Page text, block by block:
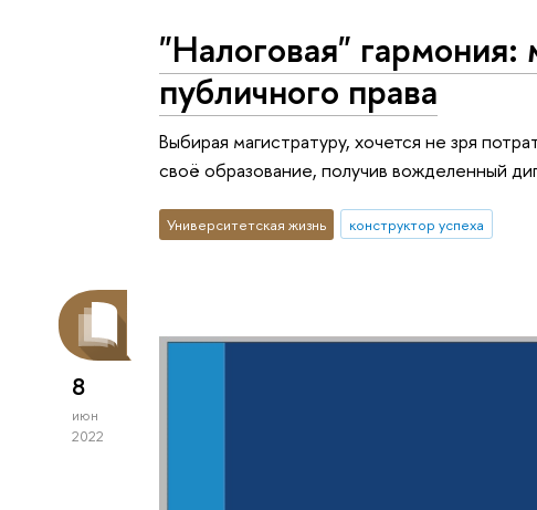
"Налоговая" гармония:
публичного права
Выбирая магистратуру, хочется не зря
своё образование, получив вожделенный
Университетская жизнь конструктор успеха
8
июн
2022